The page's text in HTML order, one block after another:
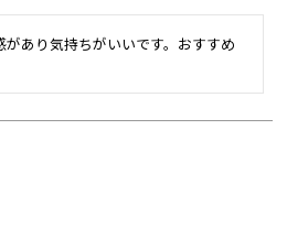
あり気持ちがいいです。おすすめ